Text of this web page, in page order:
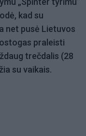
kad su
net pusė Lietuvos
praleisti
trečdalis (28
su vaikais.